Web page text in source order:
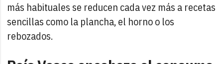
más habituales se reducen cada vez más a recetas
sencillas como la plancha, el horno o los
rebozados.